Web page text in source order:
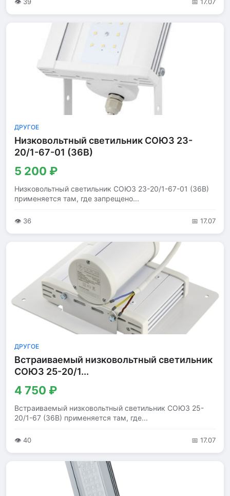
ДРУГОЕ
Низковольтный светильник СОЮЗ 23-
20/1-67-01 (36В)
5 200 ₽
Низковольтный светильник СОЮЗ 23-20/1-67-01 (36В)
применяется там, где запрещено...
👁 36 📅 17.07
ДРУГОЕ
Встраиваемый низковольтный светильник
СОЮЗ 25-20/1...
4 750 ₽
Встраиваемый низковольтный светильник СОЮЗ 25-
20/1-67 (36В) применяется там, где...
👁 40 📅 17.07